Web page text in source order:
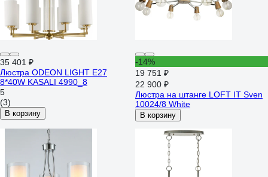
35 401 ₽
Люстра ODEON LIGHT E27
8*40W KASALI 4990_8
5
(3)
В корзину
-14%
19 751 ₽
22 900 ₽
Люстра на штанге LOFT IT Sven
10024/8 White
В корзину